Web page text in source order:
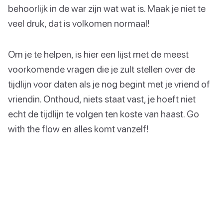
behoorlijk in de war zijn wat wat is. Maak je niet te
veel druk, dat is volkomen normaal!
Om je te helpen, is hier een lijst met de meest
voorkomende vragen die je zult stellen over de
tijdlijn voor daten als je nog begint met je vriend of
vriendin. Onthoud, niets staat vast, je hoeft niet
echt de tijdlijn te volgen ten koste van haast. Go
with the flow en alles komt vanzelf!